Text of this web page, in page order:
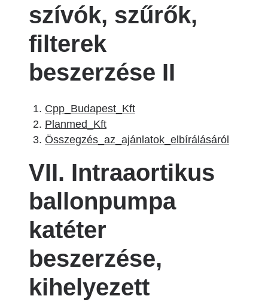
szívók, szűrők,
filterek
beszerzése II
Cpp_Budapest_Kft
Planmed_Kft
Összegzés_az_ajánlatok_elbírálásáról
VII. Intraaortikus
ballonpumpa
katéter
beszerzése,
kihelyezett